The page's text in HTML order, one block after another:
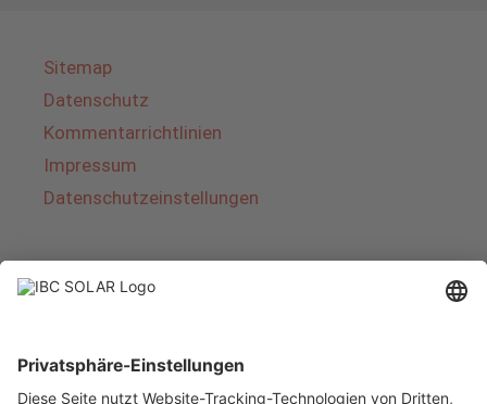
Sitemap
Datenschutz
Kommentarrichtlinien
Impressum
Datenschutzeinstellungen
Über IBC SOLAR
von Energielösungen und Dienstleistungen im
Bereich Photovoltaik und Speicher. Das